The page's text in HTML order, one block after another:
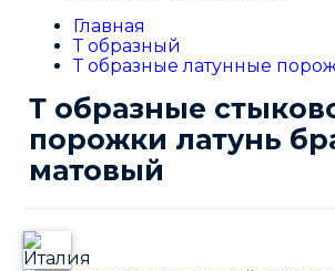
Главная
Т образный
Т образные латунные
Т образные
порожки латунь
матовый